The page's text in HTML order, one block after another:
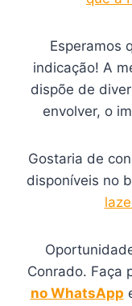
Esperamos
indicação! A
dispõe de
envolver, o
Gostaria de
disponíveis no
Conrado. Faça
no WhatsApp